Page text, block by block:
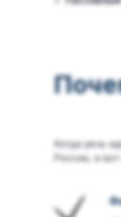
Когда речь
России, и